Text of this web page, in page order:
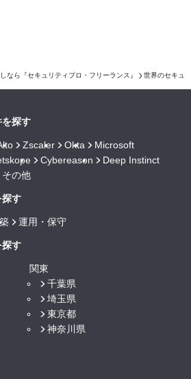
なら『セキュリティプロ・フリーランス』 世界のセキュ
を探す
Zscaler Okta
Microsoft
Cybereason
Deep Instinct
その他
探す
運用・保守
探す
関東
千葉県
埼玉県
東京都
神奈川県